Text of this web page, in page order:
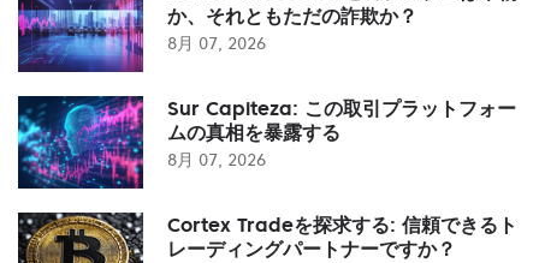
か、それともただの詐欺か？
8月 07, 2026
Sur Capiteza: この取引プラットフォー
ムの真相を暴露する
8月 07, 2026
Cortex Tradeを探求する: 信頼できるト
レーディングパートナーですか？